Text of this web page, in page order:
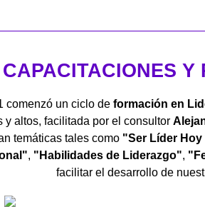
CAPACITACIONES Y
comenzó un ciclo de formación en
y altos, facilitada por el consultor
temáticas tales como "Ser Líder
, "Habilidades de Liderazgo",
facilitar el desarrollo de